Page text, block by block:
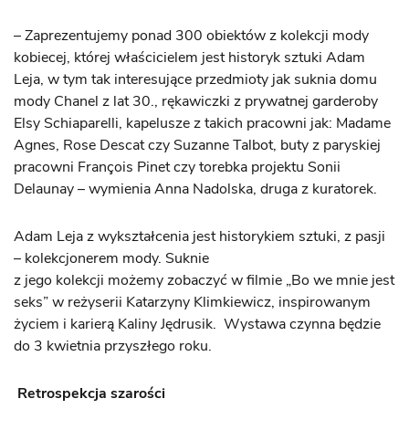
– Zaprezentujemy ponad 300 obiektów z kolekcji mody
kobiecej, której właścicielem jest historyk sztuki Adam
Leja, w tym tak interesujące przedmioty jak suknia domu
mody Chanel z lat 30., rękawiczki z prywatnej garderoby
Elsy Schiaparelli, kapelusze z takich pracowni jak: Madame
Agnes, Rose Descat czy Suzanne Talbot, buty z paryskiej
pracowni François Pinet czy torebka projektu Sonii
Delaunay – wymienia Anna Nadolska, druga z kuratorek.
Adam Leja z wykształcenia jest historykiem sztuki, z pasji
– kolekcjonerem mody. Suknie
z jego kolekcji możemy zobaczyć w filmie „Bo we mnie jest
seks” w reżyserii Katarzyny Klimkiewicz, inspirowanym
życiem i karierą Kaliny Jędrusik. Wystawa czynna będzie
do 3 kwietnia przyszłego roku.
Retrospekcja szarości